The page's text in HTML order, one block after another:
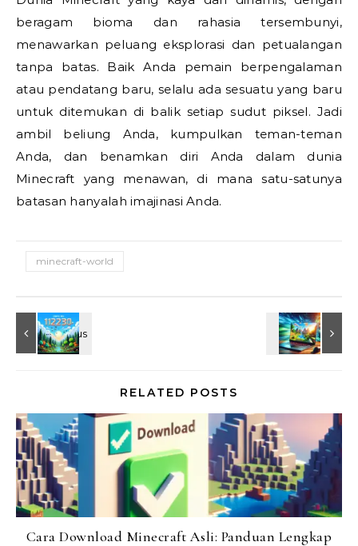
beragam bioma dan rahasia tersembunyi,
menawarkan peluang eksplorasi dan petualangan
tanpa batas. Baik Anda pemain berpengalaman
atau pendatang baru, selalu ada sesuatu yang baru
untuk ditemukan di balik setiap sudut piksel. Jadi
ambil beliung Anda, kumpulkan teman-teman
Anda, dan benamkan diri Anda dalam dunia
Minecraft yang menawan, di mana satu-satunya
batasan hanyalah imajinasi Anda.
minecraft-world
RELATED POSTS
Cara Download Minecraft Asli: Panduan Lengkap